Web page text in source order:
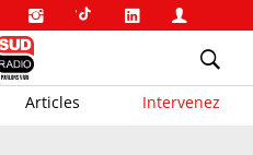
Articles Intervenez